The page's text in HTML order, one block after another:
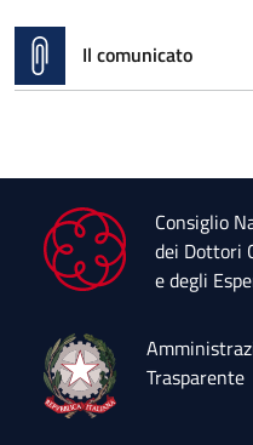
Il comunicato
Consiglio
dei Dottori
e degli
Trasparente